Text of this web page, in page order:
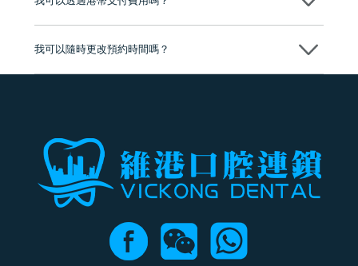
我可以隨時更改預約時間嗎？